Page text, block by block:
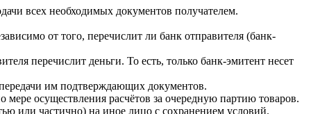
всех необходимых документов получателем.
от того, перечислит ли банк отправителя (банк-
перечислит деньги. То есть, только банк-эмитент несет
им подтверждающих документов.
осуществления расчётов за очередную партию товаров.
или частично) на иное лицо с сохранением условий.